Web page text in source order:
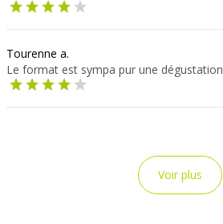
Tourenne a.
Le format est sympa pur une dégustation
Voir plus